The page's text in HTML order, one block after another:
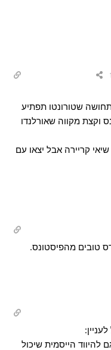
שטורונטו תפתיע
וקצת מקווה שאורלנדו
קריירה אבל יצאו עם
טובים מהפיסטונס.
להיווד הייסמית שיכול